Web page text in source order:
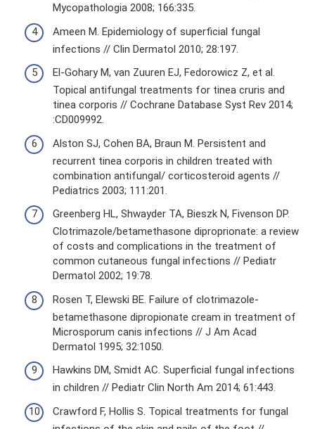
Mycopathologia 2008; 166:335.
Ameen M. Epidemiology of superficial fungal
infections // Clin Dermatol 2010; 28:197.
El-Gohary M, van Zuuren EJ, Fedorowicz Z, et al.
Topical antifungal treatments for tinea cruris and
tinea corporis // Cochrane Database Syst Rev 2014;
:CD009992.
Alston SJ, Cohen BA, Braun M. Persistent and
recurrent tinea corporis in children treated with
combination antifungal/ corticosteroid agents //
Pediatrics 2003; 111:201.
Greenberg HL, Shwayder TA, Bieszk N, Fivenson DP.
Clotrimazole/betamethasone diproprionate: a review
of costs and complications in the treatment of
common cutaneous fungal infections // Pediatr
Dermatol 2002; 19:78.
Rosen T, Elewski BE. Failure of clotrimazole-
betamethasone dipropionate cream in treatment of
Microsporum canis infections // J Am Acad
Dermatol 1995; 32:1050.
Hawkins DM, Smidt AC. Superficial fungal infections
in children // Pediatr Clin North Am 2014; 61:443.
Crawford F, Hollis S. Topical treatments for fungal